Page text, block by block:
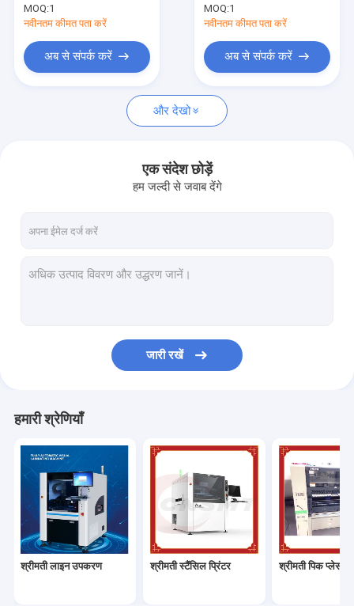
समाचार
श्रीमती स्टैंसिल प्रिंटर
पीसीबी हैंडलिंग उपकरण
पीसीबी पत्रिका रैक
एसएमडी असेंबली लाइन
श्रीमती फीडर
श्रीमती फीडर अंशांकन
श्रीमती स्पेयर पार्ट्स
सैमसंग फीडर
MOQ:1
नवीनतम कीमत पता करें
अब से संपर्क करें
MOQ:1
नवीनतम कीमत पता करें
अब से संपर्क करें
और देखो
एक संदेश छोड़ें
हम जल्दी से जवाब देंगे
जारी रखें
हमारी श्रेणियाँ
श्रीमती लाइन उपकरण श्रीमती स्टैंसिल प्रिंटर श्रीमती पिक प्लेस